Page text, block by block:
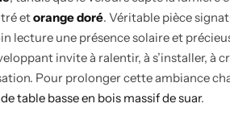
etorange doré. Véritable pièce
lecture une présence solaire et
invite à ralentir, à s’installer, à
Pour prolonger cette ambiance
table basse en bois massif de suar.